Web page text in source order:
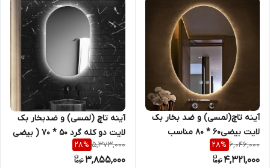
آینه تاچ(لمسی) و ضد بخار بک
لایت بیضی60 * 80 مناسب
سرویس روشویی و اینه کنسول
6,046,000
28%
4,321,000
آینه تاچ (لمسی) و ضدبخار بک
لایت دو کله گرد 50 * 70 ( بیضی
- کپسولی) مناسب سرویس
روشویی و اینه کنسول
5,373,000
28%
3,855,000